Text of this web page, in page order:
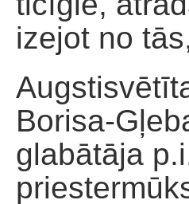
izejot no
Borisa-
glabātāja